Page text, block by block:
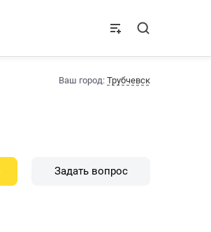
Ваш город: Трубчевск
Задать вопрос